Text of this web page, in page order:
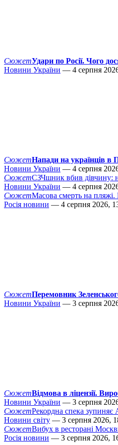
СюжетУдари по Росії. Чого
Новини України — 4 серпня
СюжетНапади на українців в
Новини України — 4 серпня
СюжетСЗЧшник вбив дівчину:
Новини України — 4 серпня
СюжетМасова смерть на
Росія новини — 4 серпня 2026,
СюжетПеремовник
Новини України — 3 серпня
СюжетВідмова в ліцензії.
Новини України — 3 серпня
СюжетРекордна спека
Новини світу — 3 серпня 2026,
СюжетВибух в ресторані
Росія новини — 3 серпня 2026,